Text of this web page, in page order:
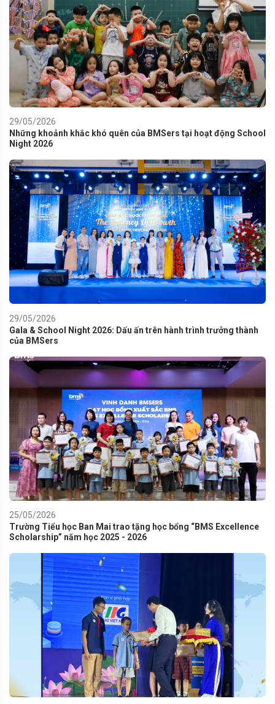
29/05/2026
Những khoảnh khắc khó quên của BMSers tại hoạt động School
Night 2026
29/05/2026
Gala & School Night 2026: Dấu ấn trên hành trình trưởng thành
của BMSers
25/05/2026
Trường Tiểu học Ban Mai trao tặng học bổng “BMS Excellence
Scholarship” năm học 2025 - 2026